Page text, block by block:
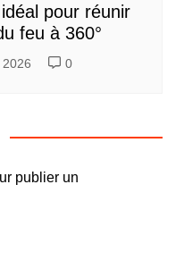
pour réunir
feu à 360°
0
publier un